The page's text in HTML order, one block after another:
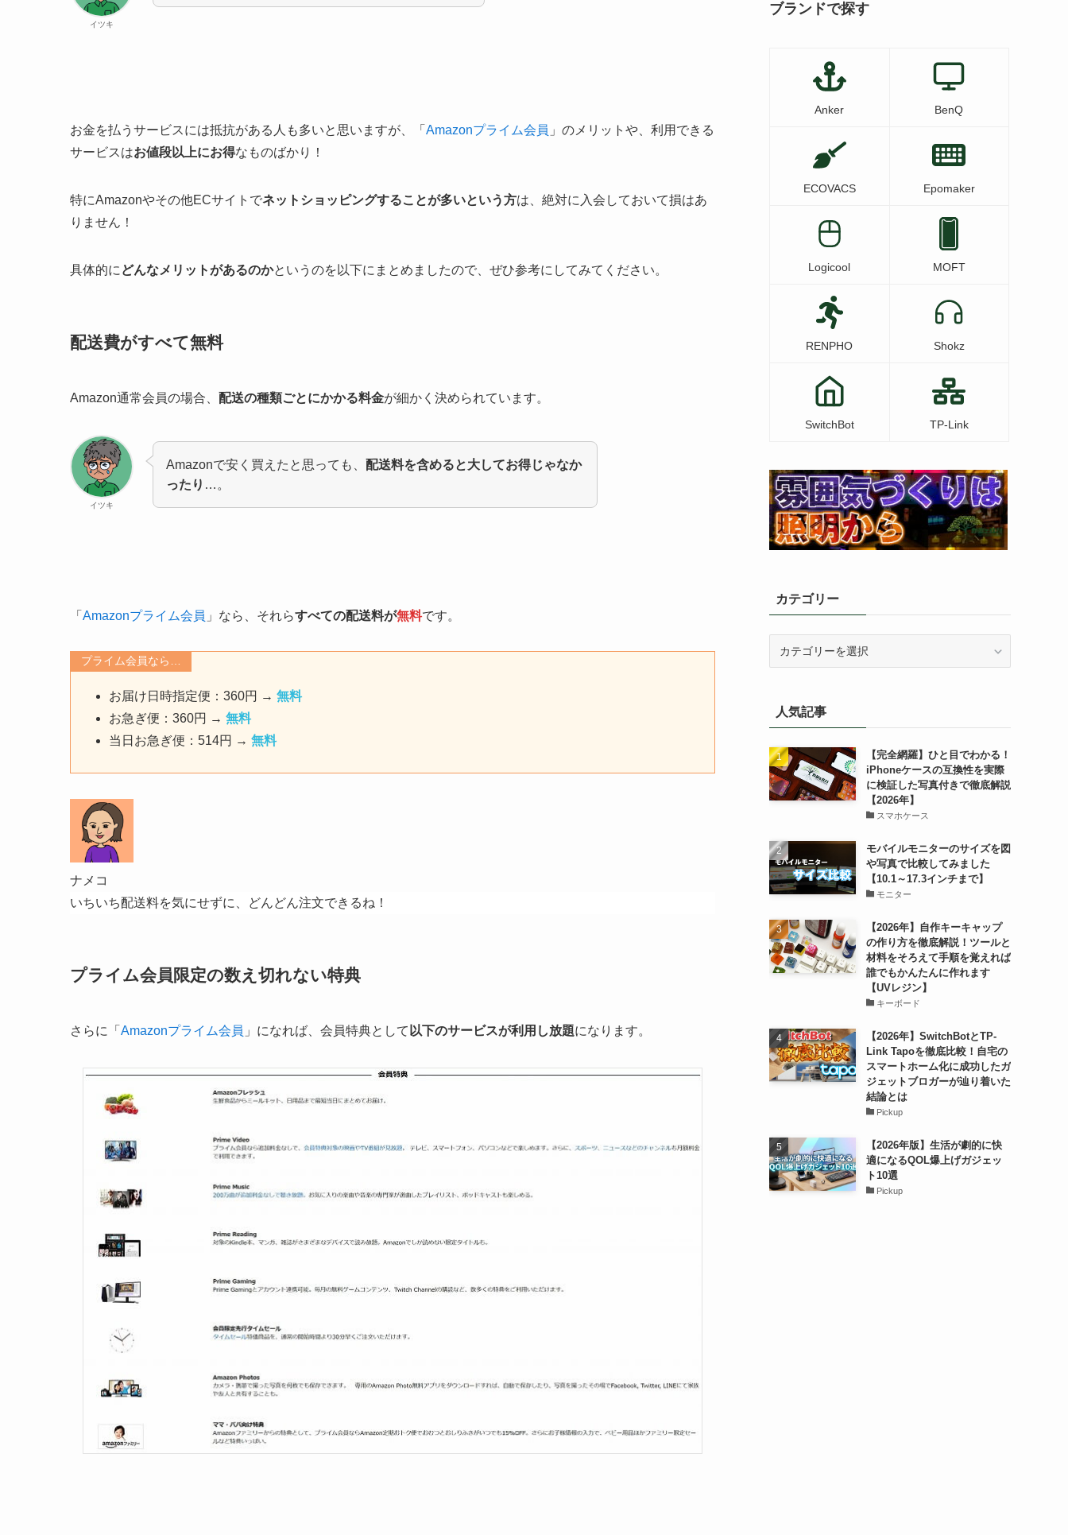
イツキ
お金を払うサービスには抵抗がある人も多いと思いますが、「 Amazonプライム会員 」のメリットや、利用できる
サービスはお値段以上にお得なものばかり！
特にAmazonやその他ECサイトでネットショッピングすることが多いという方は、絶対に入会しておいて損はあ
りません！
具体的に どんなメリットがあるのかというのを以下にまとめましたので、ぜひ参考にしてみてください。
配送費がすべて無料
Amazon通常会員の場合、 配送の種類ごとにかかる料金が細かく決められています。
イツキ
Amazonで安く買えたと思っても、 配送料を含めると大してお得じゃなか
ったり …。
「 Amazonプライム会員 」なら、それらすべての配送料が無料です。
プライム会員なら…
お届け日時指定便：360円 → 無料
お急ぎ便：360円 → 無料
当日お急ぎ便：514円 → 無料
ナメコ
いちいち配送料を気にせずに、どんどん注文できるね！
プライム会員限定の数え切れない特典
さらに「 Amazonプライム会員 」になれば、会員特典として 以下のサービスが利用し放題になります。
ブランドで探す
Anker BenQ
ECOVACS Epomaker
Logicool MOFT
RENPHO Shokz
SwitchBot TP-Link
カテゴリー
ー人気記事
【完全網羅】ひと目でわかる！
iPhoneケースの互換性を実際
に検証した写真付きで徹底解説
【2026年】
スマホケース
モバイルモニターのサイズを図
や写真で比較してみました
【10.1～17.3インチまで】
モニター
【2026年】自作キーキャップ
の作り方を徹底解説！ツールと
材料をそろえて手順を覚えれば
誰でもかんたんに作れます
【UVレジン】
キーボード
【2026年】SwitchBotとTP-
Link Tapoを徹底比較！自宅の
スマートホーム化に成功したガ
ジェットブロガーが辿り着いた
結論とは
Pickup
【2026年版】生活が劇的に快
適になるQOL爆上げガジェッ
ト10選
Pickup